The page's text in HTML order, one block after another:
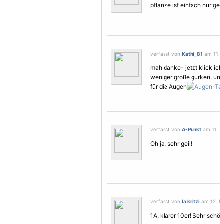
pflanze ist einfach nur
verfasst von Kathi_81 am
mah danke- jetzt klick
weniger große gurken,
für die Augen
verfasst von A-Punkt am 11.
Oh ja, sehr geil!
verfasst von la kritzi am 12.
1A, klarer 10er! Sehr